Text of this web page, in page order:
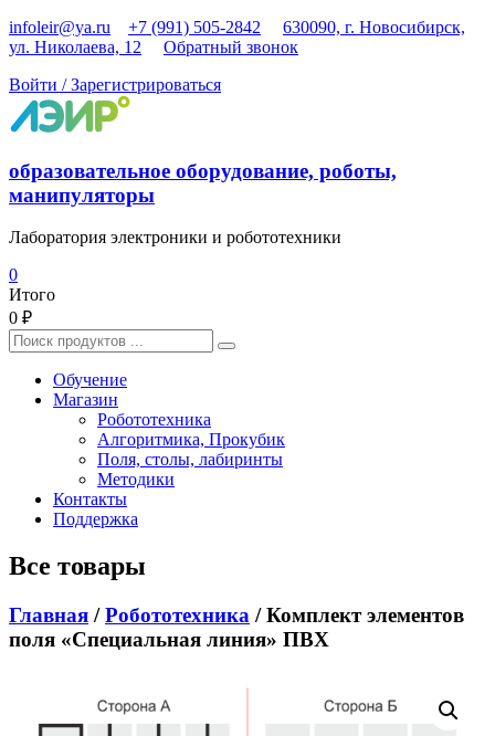
Перейти
к
infoleir@ya.ru +7 (991) 505-2842
630090, г. Новосибирск,
ул. Николаева, 12
Обратный звонок
Войти / Зарегистрироваться
образовательное оборудование, роботы,
манипуляторы
Лаборатория электроники и робототехники
0
Итого
0 ₽
Найти:
Обучение
Магазин
Робототехника
Алгоритмика, Прокубик
Поля, столы, лабиринты
Методики
Контакты
Поддержка
Все товары
Главная /Робототехника / Комплект элементов
поля «Специальная линия» ПВХ